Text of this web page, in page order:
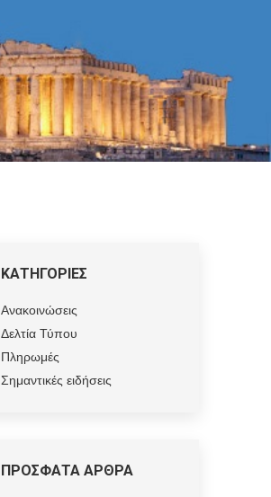
ΚΑΤΗΓΟΡΙΕΣ
Ανακοινώσεις
Δελτία Τύπου
Πληρωμές
Σημαντικές ειδήσεις
ΠΡΟΣΦΑΤΑ ΑΡΘΡΑ